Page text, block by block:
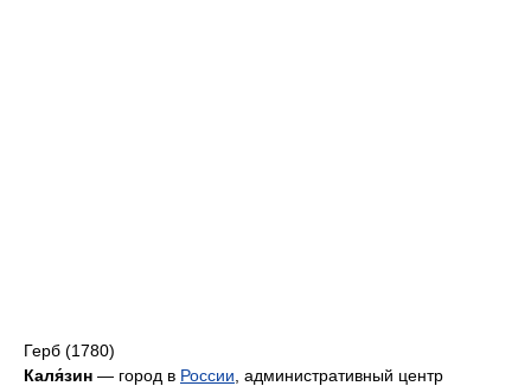
Герб (1780)
Каля́зин — город в России , административный центр